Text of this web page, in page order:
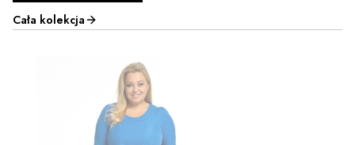
ZOBACZ PRODUKT
Cała kolekcja